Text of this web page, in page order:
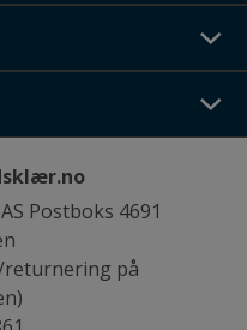
Postboks 4691
returnering på